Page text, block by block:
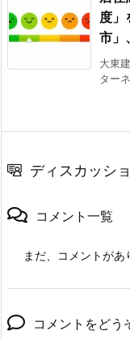
度
市」
大東
ター
ディスカッシ
コメント一覧
まだ、コメントがあ
コメントをどう